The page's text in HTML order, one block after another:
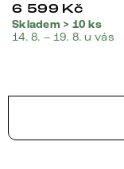
6 599 Kč
Skladem > 10 ks
14. 8. – 19. 8. u vás